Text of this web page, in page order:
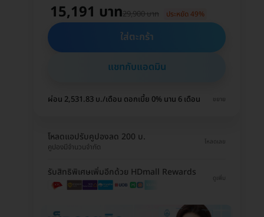
15,191 บาท29,900 บาท ประหยัด 49%
ใส่ตะกร้า
แชทกับแอดมิน
ผ่อน 2,531.83 บ./เดือน ดอกเบี้ย 0% นาน 6 เดือน ขยาย
โหลดแอปรับคูปองลด 200 บ.
คูปองมีจำนวนจำกัด
โหลดเลย
รับสิทธิพิเศษเพิ่มอีกด้วย HDmall Rewards
ดูเพิ่ม